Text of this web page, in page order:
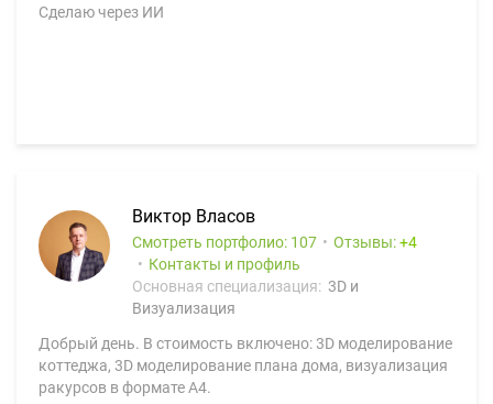
Сделаю через ИИ
Виктор Власов
Смотреть портфолио: 107 Отзывы:
4
Контакты и профиль
Основная специализация: 3D и
Визуализация
Добрый день. В стоимость включено: 3D моделирование
коттеджа, 3D моделирование плана дома, визуализация
ракурсов в формате А4.